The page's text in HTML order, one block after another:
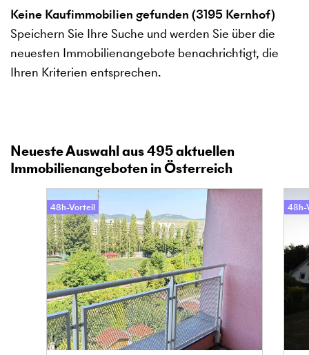
Keine Kaufimmobilien gefunden (3195 Kernhof)
Speichern Sie Ihre Suche und werden Sie über die
neuesten Immobilienangebote benachrichtigt, die
Ihren Kriterien entsprechen.
Neueste Auswahl aus495aktuellen
Immobilienangeboten in Österreich
48h-Vorteil 48h-